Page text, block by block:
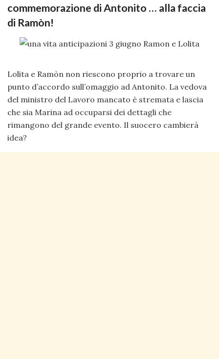
commemorazione di Antonito … alla faccia
di Ramòn!
Lolita e Ramòn non riescono proprio a trovare un
punto d’accordo sull’omaggio ad Antonito. La vedova
del ministro del Lavoro mancato è stremata e lascia
che sia Marina ad occuparsi dei dettagli che
rimangono del grande evento. Il suocero cambierà
idea?